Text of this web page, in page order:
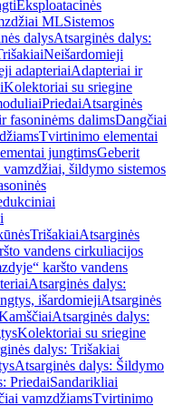
Eksploatacinės
MLSistemos
dalysAtsarginės dalys:
Neišardomieji
adapteriaiAdapteriai ir
Kolektoriai su sriegine
PriedaiAtsarginės
fasoninėms dalimsDangčiai
Tvirtinimo elementai
jungtimsGeberit
vamzdžiai, šildymo sistemos
TrišakiaiAtsarginės
vandens cirkuliacijos
karšto vandens
Atsarginės dalys:
išardomiejiAtsarginės
Atsarginės dalys:
Kolektoriai su sriegine
dalys: Trišakiai
Atsarginės dalys: Šildymo
PriedaiSandarikliai
vamzdžiamsTvirtinimo